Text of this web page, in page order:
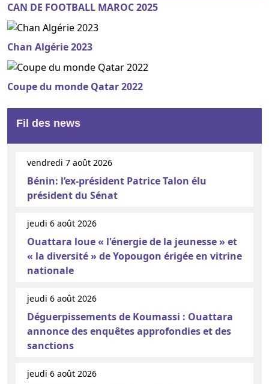
CAN DE FOOTBALL MAROC 2025
Chan Algérie 2023
Coupe du monde Qatar 2022
Fil des news
vendredi 7 août 2026
Bénin: l’ex-président Patrice Talon élu
président du Sénat
jeudi 6 août 2026
Ouattara loue « l'énergie de la jeunesse » et
« la diversité » de Yopougon érigée en vitrine
nationale
jeudi 6 août 2026
Déguerpissements de Koumassi : Ouattara
annonce des enquêtes approfondies et des
sanctions
jeudi 6 août 2026